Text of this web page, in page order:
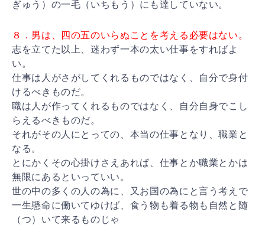
ぎゅう）の一毛（いちもう）にも達していない。
８．男は、四の五のいらぬことを考える必要はない。
志を立てた以上、迷わず一本の太い仕事をすればよ
い。
仕事は人がさがしてくれるものではなく、自分で身付
けるべきものだ。
職は人が作ってくれるものではなく、自分自身でこし
らえるべきものだ。
それがその人にとっての、本当の仕事となり、職業と
なる。
とにかくその心掛けさえあれば、仕事とか職業とかは
無限にあるといっていい。
世の中の多くの人の為に、又お国の為にと言う考えで
一生懸命に働いてゆけば、食う物も着る物も自然と随
（つ）いて来るものじゃ